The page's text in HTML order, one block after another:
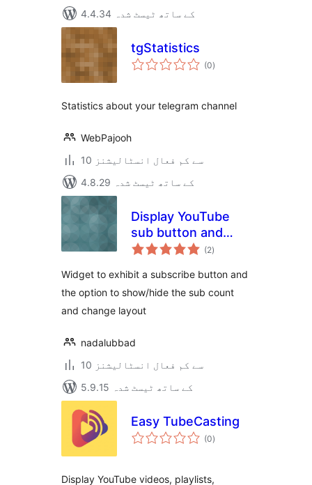
4.4.34 کے ساتھ ٹیسٹ شدہ
tgStatistics
(0مجموعی
درجہ
)
Statistics about your telegram channel
WebPajooh
10 سے کم فعال انسٹالیشنز
4.8.29 کے ساتھ ٹیسٹ شدہ
Display YouTube
sub button and
count
(2مجموعی
درجہ
)
Widget to exhibit a subscribe button and
the option to show/hide the sub count
and change layout
nadalubbad
10 سے کم فعال انسٹالیشنز
5.9.15 کے ساتھ ٹیسٹ شدہ
Easy TubeCasting
(0مجموعی
درجہ
)
Display YouTube videos, playlists,